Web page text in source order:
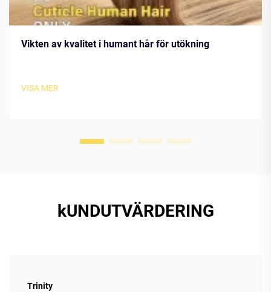
Vikten av kvalitet i humant hår för utökning
VISA MER
kUNDUTVÄRDERING
Trinity